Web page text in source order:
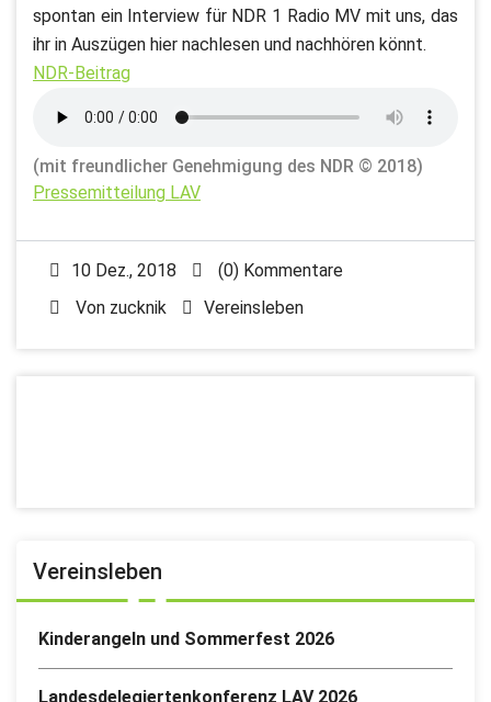
spontan ein Interview für NDR 1 Radio MV mit uns, das
ihr in Auszügen hier nachlesen und nachhören könnt.
NDR-Beitrag
(mit freundlicher Genehmigung des NDR © 2018)
Pressemitteilung LAV
10 Dez., 2018
(0) Kommentare
Von zucknik Vereinsleben
Vereinsleben
Kinderangeln und Sommerfest 2026
Landesdelegiertenkonferenz LAV 2026